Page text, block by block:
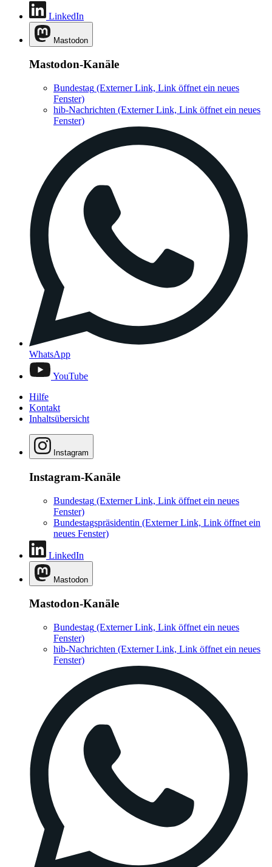
LinkedIn
Mastodon
Mastodon-Kanäle
Bundestag (Externer Link, Link öffnet ein neues
Fenster)
hib-Nachrichten (Externer Link, Link öffnet ein neues
Fenster)
WhatsApp
YouTube
Hilfe
Kontakt
Inhaltsübersicht
Instagram
Instagram-Kanäle
Bundestag (Externer Link, Link öffnet ein neues
Fenster)
Bundestagspräsidentin (Externer Link, Link öffnet ein
neues Fenster)
LinkedIn
Mastodon
Mastodon-Kanäle
Bundestag (Externer Link, Link öffnet ein neues
Fenster)
hib-Nachrichten (Externer Link, Link öffnet ein neues
Fenster)